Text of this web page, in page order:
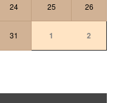
24 25 26
31 1 2